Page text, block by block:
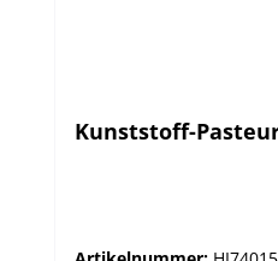
Kunststoff-